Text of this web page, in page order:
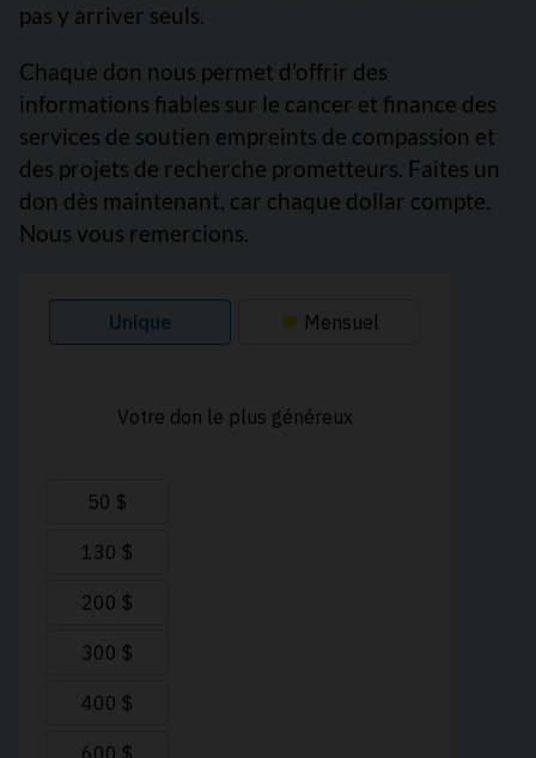
pas y arriver seuls.
Chaque don nous permet d’offrir des
informations fiables sur le cancer et finance des
services de soutien empreints de compassion et
des projets de recherche prometteurs. Faites un
don dès maintenant, car chaque dollar compte.
Nous vous remercions.